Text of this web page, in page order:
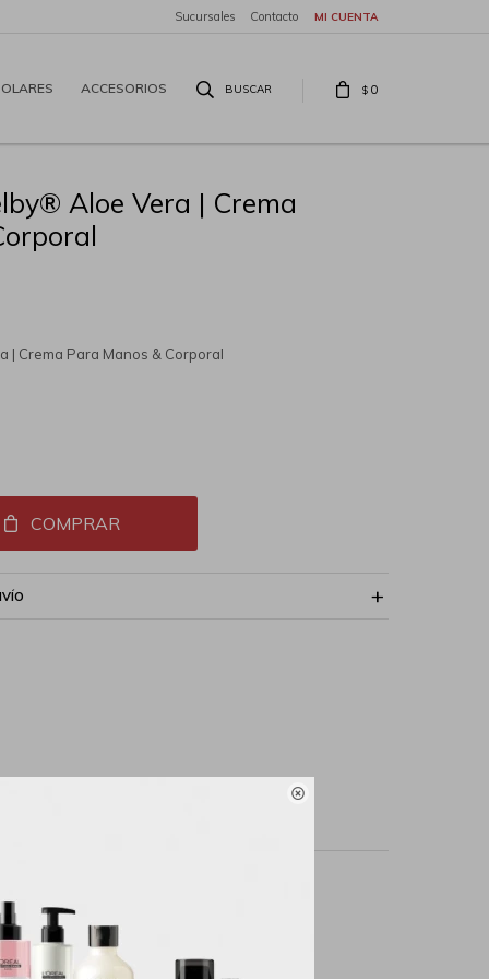

ACCESORIOS $ 0
Sucursales Contacto
Aloe Vera | Crema
| Crema Para Manos & Corporal
COMPRAR
piel todo tipo